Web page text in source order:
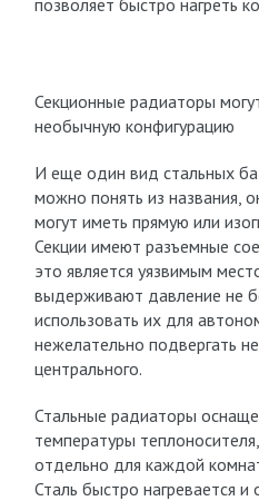
позволяет быстро нагреть
Секционные радиаторы
необычную конфигурацию
И еще один вид стальных
можно понять из названия,
могут иметь прямую или
Секции имеют разъемные
это является уязвимым
выдерживают давление не
использовать их для
нежелательно подвергать
центрального.
Стальные радиаторы
температуры
отдельно для каждой
Сталь быстро нагревается